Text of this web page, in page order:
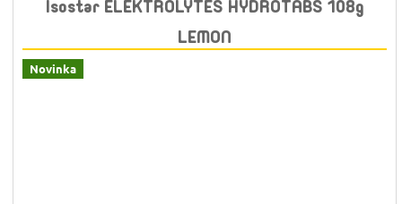
Isostar ELEKTROLYTES HYDROTABS 108g
LEMON
Novinka